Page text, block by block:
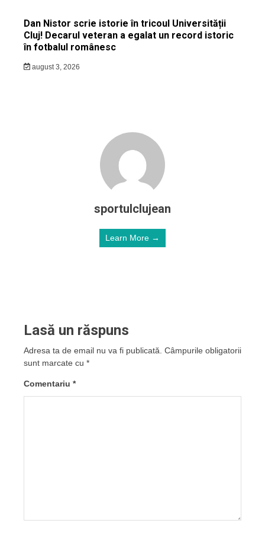
Dan Nistor scrie istorie în tricoul Universității
Cluj! Decarul veteran a egalat un record istoric
în fotbalul românesc
august 3, 2026
sportulclujean
Learn More →
Lasă un răspuns
Adresa ta de email nu va fi publicată. Câmpurile obligatorii
sunt marcate cu *
Comentariu *